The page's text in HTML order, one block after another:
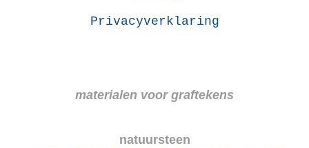
Privacyverklaring
materialen voor graftekens
natuursteen